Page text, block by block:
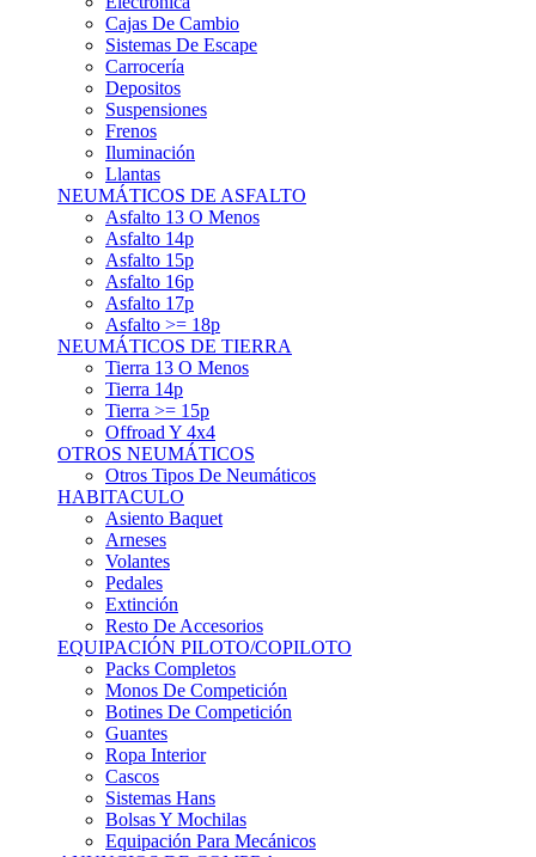
Sistemas De Escape
Carrocería
Depositos
Suspensiones
Frenos
Iluminación
Llantas
NEUMÁTICOS DE ASFALTO
Asfalto 13 O Menos
Asfalto 14p
Asfalto 15p
Asfalto 16p
Asfalto 17p
Asfalto >= 18p
NEUMÁTICOS DE TIERRA
Tierra 13 O Menos
Tierra 14p
Tierra >= 15p
Offroad Y 4x4
OTROS NEUMÁTICOS
Otros Tipos De Neumáticos
HABITACULO
Asiento Baquet
Arneses
Volantes
Pedales
Extinción
Resto De Accesorios
EQUIPACIÓN PILOTO/COPILOTO
Packs Completos
Monos De Competición
Botines De Competición
Guantes
Ropa Interior
Cascos
Sistemas Hans
Bolsas Y Mochilas
Equipación Para Mecánicos
ANUNCIOS DE COMPRA